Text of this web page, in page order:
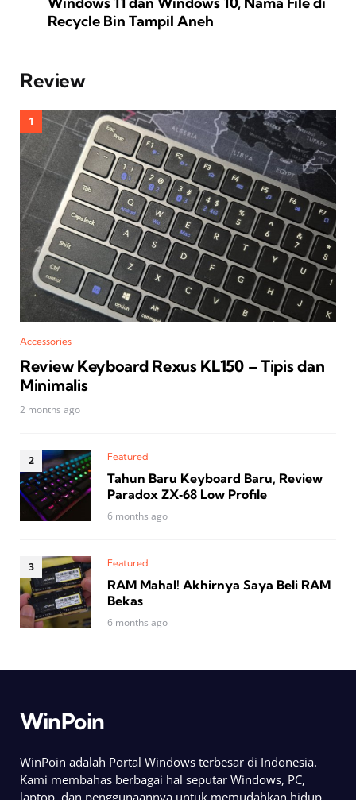
Recycle Bin Tampil Aneh
Review
Accessories
Review Keyboard Rexus KL150 – Tipis dan
Minimalis
2 months ago
Featured
Tahun Baru Keyboard Baru, Review
Paradox ZX‑68 Low Profile
6 months ago
Featured
RAM Mahal! Akhirnya Saya Beli RAM
Bekas
6 months ago
WinPoin
WinPoin adalah Portal Windows terbesar di Indonesia.
Kami membahas berbagai hal seputar Windows, PC,
laptop, dan penggunaannya untuk memudahkan hidup.